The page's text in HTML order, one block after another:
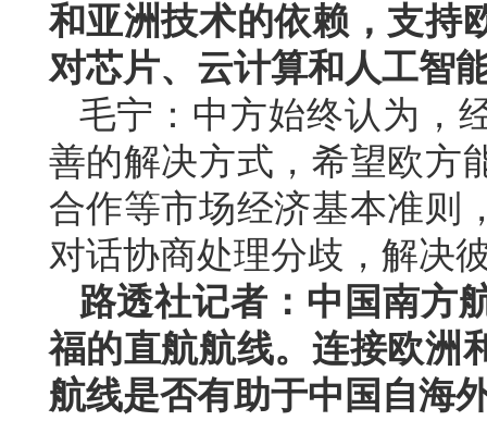
和亚洲技术的依赖，支持
对芯片、云计算和人工智
毛宁：中方始终认为，
善的解决方式，希望欧方
合作等市场经济基本准则
对话协商处理分歧，解决
路透社记者：中国南方
福的直航航线。连接欧洲
航线是否有助于中国自海